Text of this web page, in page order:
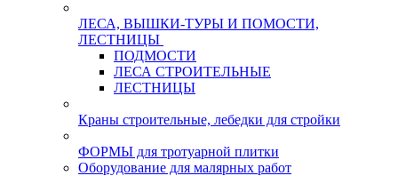
ЛЕСА, ВЫШКИ-ТУРЫ И ПОМОСТИ,
ЛЕСТНИЦЫ
ПОДМОСТИ
ЛЕСА СТРОИТЕЛЬНЫЕ
ЛЕСТНИЦЫ
Краны строительные, лебедки для стройки
ФОРМЫ для тротуарной плитки
Оборудование для малярных работ